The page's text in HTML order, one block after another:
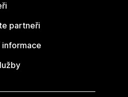
partneři
informace